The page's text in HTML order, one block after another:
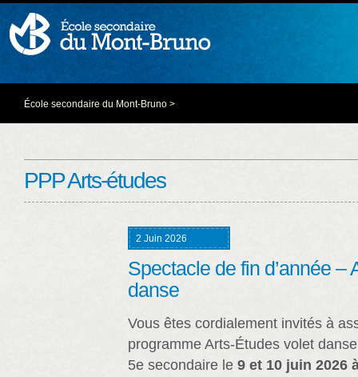
École secondaire du Mont-Bruno >
PPP Arts-études
2 Juin 2026
Spectacle de fin d’année –
danse
Vous êtes cordialement invités à
programme Arts-Études volet
5e secondaire le 9 et 10 juin 2026